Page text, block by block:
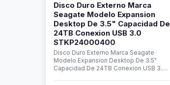
Disco Duro Externo Marca
Seagate Modelo Expansion
Desktop De 3.5" Capacidad De
24TB Conexion USB 3.0
STKP24000400
Disco Duro Externo Marca Seagate
Modelo Expansion Desktop De 3.5"
Capacidad De 24TB Conexion USB 3.…